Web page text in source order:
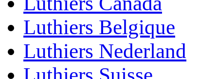
Luthiers Belgique
Luthiers Nederland